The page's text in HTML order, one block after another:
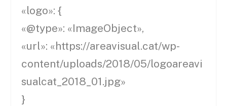
«logo»: {
«@type»: «ImageObject»,
«url»: «https://areavisual.cat/wp-
content/uploads/2018/05/logoareavi
sualcat_2018_01.jpg»
}